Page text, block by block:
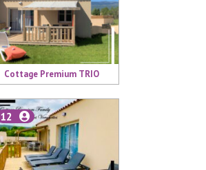
Cottage Premium TRIO
12